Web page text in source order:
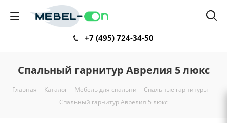
+7 (495) 724-34-50
Спальный гарнитур Аврелия 5 люкс
Главная - Каталог - Мебель для спальни - Спальные гарнитуры -
Спальный гарнитур Аврелия 5 люкс